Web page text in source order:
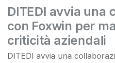
DITEDI avvia una
con Foxwin per
criticità aziendali
DITEDI avvia una